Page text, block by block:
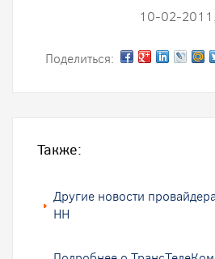
10-02-
Поделиться:
Также:
Другие новости
НН